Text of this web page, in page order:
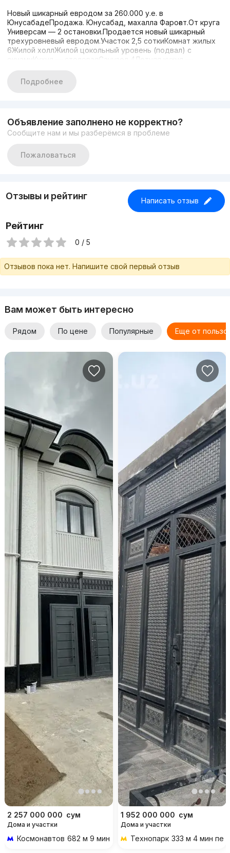
Новый шикарный евродом за 260.000 у.е. в
ЮнусабадеПродажа. Юнусабад, махалла Фароғат.От круга
Универсам — 2 остановки.Продается новый шикарный
трехуровневый евродом.Участок 2,5 соткиКомнат жилых
6Жилой холлЖилой цокольный уровень (подвал) с
окнамиКухня — столоваяСанузел 4Летняя кухня —
полОбщая площадь дома 360 кв.мЦена 260.000 у.е.По
всем вопросам звоните по
Подробнее
Объявление заполнено не корректно?
Сообщите нам и мы разберёмся в проблеме
Пожаловаться
Отзывы и рейтинг Написать отзыв
Рейтинг
0 / 5
Отзывов пока нет. Напишите свой первый отзыв
Вам может быть интересно
Рядом По цене Популярные Еще от
2 257 000 000 сум
Дома и участки
Космонавтов 682 м 9 мин пешком
1 952 000 000 сум
Дома и участки
Технопарк 333 м 4 мин